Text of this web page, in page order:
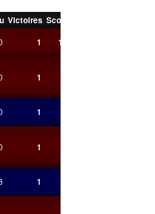
Victoires Score
1 11
1
1
1
1